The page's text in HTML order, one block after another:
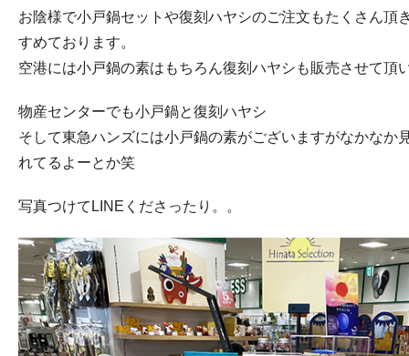
お陰様で小戸鍋セットや復刻ハヤシのご注文もたくさん頂
すめております。
空港には小戸鍋の素はもちろん復刻ハヤシも販売させて頂
物産センターでも小戸鍋と復刻ハヤシ
そして東急ハンズには小戸鍋の素がございますがなかなか
れてるよーとか笑
写真つけてLINEくださったり。。